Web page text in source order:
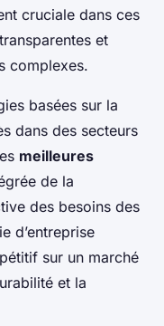
cruciale dans ces
et
complexes.
basées sur la
dans des secteurs
meilleures
de la
des besoins des
d’entreprise
sur un marché
et la